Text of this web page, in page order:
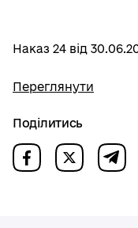
Наказ 24 від
Переглянути
Поділитись